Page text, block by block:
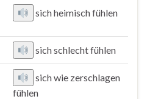
sich heimisch fühlen
sich schlecht fühlen
sich wie zerschlagen
fühlen